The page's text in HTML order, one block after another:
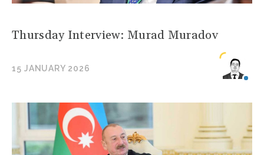
Thursday Interview: Murad Muradov
15 JANUARY 2026